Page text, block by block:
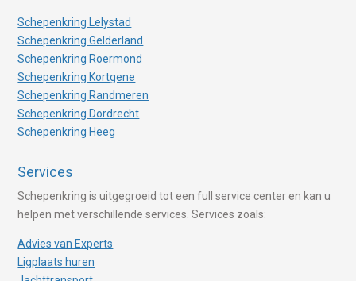
Schepenkring Lelystad
Schepenkring Gelderland
Schepenkring Roermond
Schepenkring Kortgene
Schepenkring Randmeren
Schepenkring Dordrecht
Schepenkring Heeg
Services
Schepenkring is uitgegroeid tot een full service center en kan u
helpen met verschillende services. Services zoals:
Advies van Experts
Ligplaats huren